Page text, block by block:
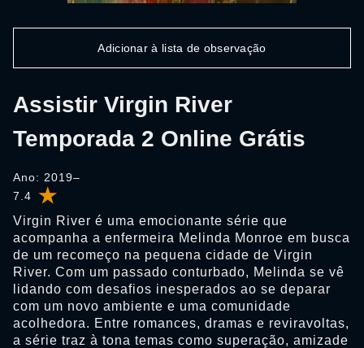
7.4
Assistir Virgin River
Temporada 2 Online Grátis
Ano: 2019–
Virgin River é uma emocionante série que
acompanha a enfermeira Melinda Monroe em busca
de um recomeço na pequena cidade de Virgin
River. Com um passado conturbado, Melinda se vê
lidando com desafios inesperados ao se deparar
com um novo ambiente e uma comunidade
acolhedora. Entre romances, dramas e reviravoltas,
a série traz à tona temas como superação, amizade
Adicionar à lista de observação